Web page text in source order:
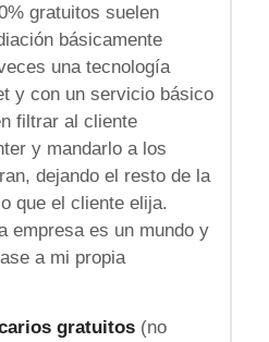
gratuitos suelen
básicamente
una tecnología
y con un servicio básico
filtrar al cliente
y mandarlo a los
dejando el resto de la
que el cliente elija.
empresa es un mundo y
a mi propia
gratuitos(no